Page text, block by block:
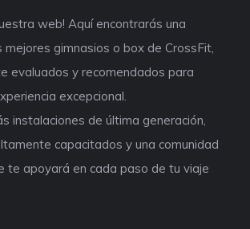
web! Aquí encontrarás una
mejores gimnasios o box de CrossFit,
evaluados y recomendados para
excepcional.
instalaciones de última generación,
capacitados y una comunidad
te apoyará en cada paso de tu viaje